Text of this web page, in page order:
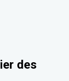
des